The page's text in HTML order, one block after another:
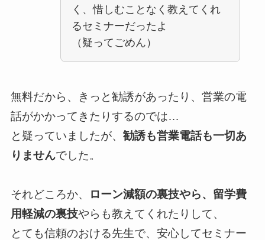
く、惜しむことなく教えてくれ
るセミナーだったよ
（疑ってごめん）
無料だから、きっと勧誘があったり、営業の電
話がかかってきたりするのでは…
と疑っていましたが、 勧誘も営業電話も一切あ
りませんでした。
それどころか、
ローン減額の裏技やら、留学費
用軽減の裏技やらも教えてくれたりして、
とても信頼のおける先生で、安心してセミナー